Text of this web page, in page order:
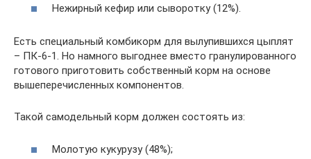
Нежирный кефир или сыворотку (12%).
Есть специальный комбикорм для вылупившихся цыплят
– ПК-6-1. Но намного выгоднее вместо гранулированного
готового приготовить собственный корм на основе
вышеперечисленных компонентов.
Такой самодельный корм должен состоять из:
Молотую кукурузу (48%);